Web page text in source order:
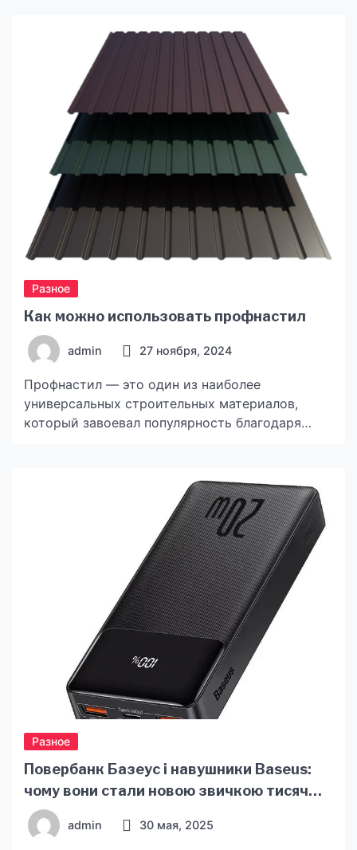
Разное
Как можно использовать профнастил
admin 27 ноября, 2024
Профнастил — это один из наиболее
универсальных строительных материалов,
который завоевал популярность благодаря
стальные листы с профилированной
поверхностью, которые могут применяться как
для коммерческих, так и для частных нужд. В
этой статье мы рассмотрим основные и
нестандартные способы использования
профнастила от магазина
https://mostasia.com.ua/product-
category/profnastil/, чтобы продемонстрировать
Разное
Повербанк Базеус і навушники Baseus:
чому вони стали новою звичкою тисяч
українців
admin 30 мая, 2025